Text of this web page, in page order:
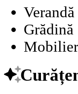
Verandă
Grădină